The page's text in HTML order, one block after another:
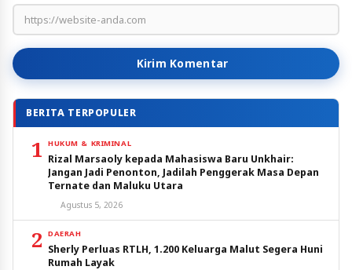
Kirim Komentar
BERITA TERPOPULER
1 HUKUM & KRIMINAL
Rizal Marsaoly kepada Mahasiswa Baru Unkhair:
Jangan Jadi Penonton, Jadilah Penggerak Masa Depan
Ternate dan Maluku Utara
Agustus 5, 2026
2 DAERAH
Sherly Perluas RTLH, 1.200 Keluarga Malut Segera Huni
Rumah Layak